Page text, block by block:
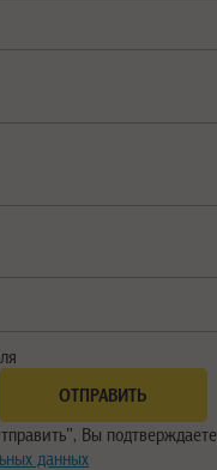
Вы подтверждаете
данных